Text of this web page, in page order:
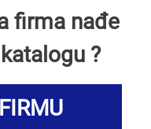
firma nađe
?